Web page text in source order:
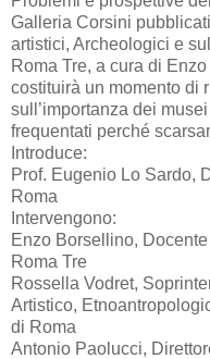
Galleria Corsini
artistici, Archeologici e
Roma Tre, a cura di
costituirà un momento di
sull’importanza dei
frequentati perché
Introduce:
Prof. Eugenio Lo Sardo,
Roma
Intervengono:
Enzo Borsellino,
Roma Tre
Rossella Vodret,
Artistico,
di Roma
Antonio Paolucci,